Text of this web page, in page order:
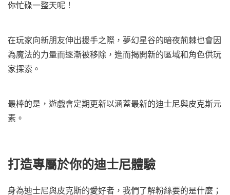
你忙碌一整天呢！
在玩家向新朋友伸出援手之際，夢幻星谷的暗夜荊棘也會因
為魔法的力量而逐漸被移除，進而揭開新的區域和角色供玩
家探索。
最棒的是，遊戲會定期更新以涵蓋最新的迪士尼與皮克斯元
素。
打造專屬於你的迪士尼體驗
身為迪士尼與皮克斯的愛好者，我們了解粉絲要的是什麼；